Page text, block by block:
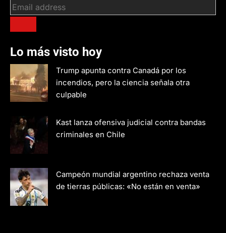
Lo más visto hoy
Trump apunta contra Canadá por los
incendios, pero la ciencia señala otra
culpable
Kast lanza ofensiva judicial contra bandas
criminales en Chile
Campeón mundial argentino rechaza venta
de tierras públicas: «No están en venta»